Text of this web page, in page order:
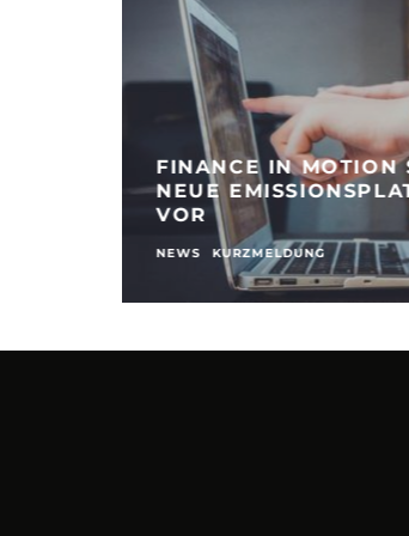
FINANCE IN MOTION
NEUE
VOR
NEWS KURZMELDUNG